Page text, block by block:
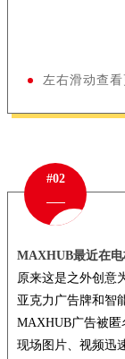
左右滑动查看
#02
MAXHUB最近在
原来这是之外创意
亚克力广告牌和智
MAXHUB广告被
现场图片、视频迅